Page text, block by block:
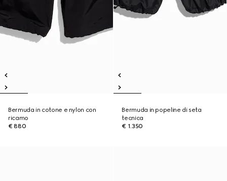
Bermuda in cotone e nylon con
ricamo
€ 880
Bermuda in popeline di seta
tecnica
€ 1.350